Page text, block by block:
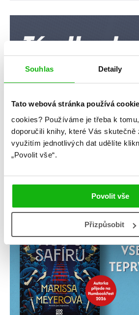
Souhlas Detaily
Tato webová stránka používá
cookies? Používáme je třeba k
doporučili knihy, které Vás skutečně
využitím jednotlivých dat udělíte
„Povolit vše“.
Povolit vše
Přizpůsobit